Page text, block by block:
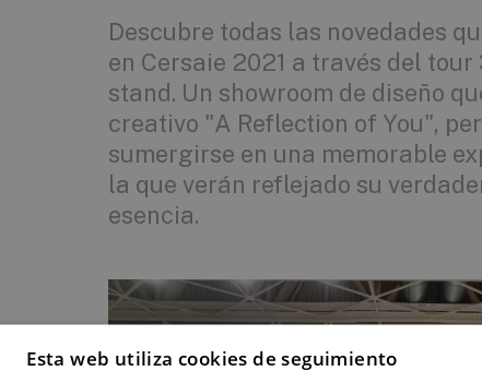
Descubre todas las novedades
en Cersaie 2021 a través del tour
stand. Un showroom de diseño
creativo "A Reflection of You",
sumergirse en una memorable
la que verán reflejado su
esencia.
Esta web utiliza cookies de seguimiento